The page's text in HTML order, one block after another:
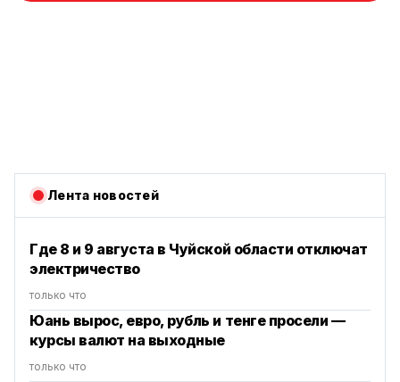
Лента новостей
Где 8 и 9 августа в Чуйской области отключат
электричество
только что
Юань вырос, евро, рубль и тенге просели —
курсы валют на выходные
только что